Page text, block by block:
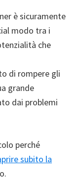
è sicuramente
modo tra i
che
di rompere gli
grande
dai problemi
perché
subito la